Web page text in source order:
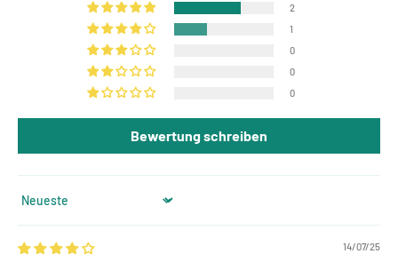
2
1
0
0
0
Bewertung schreiben
Sort by
14/07/25